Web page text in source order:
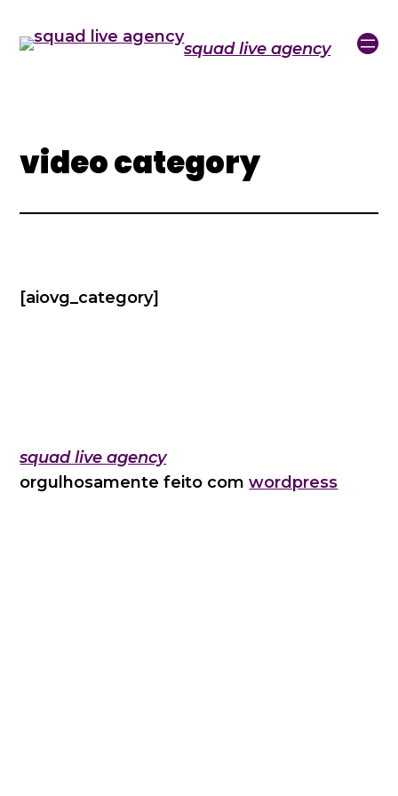
squad live agency
video category
[aiovg_category]
squad live agency
orgulhosamente feito comwordpress